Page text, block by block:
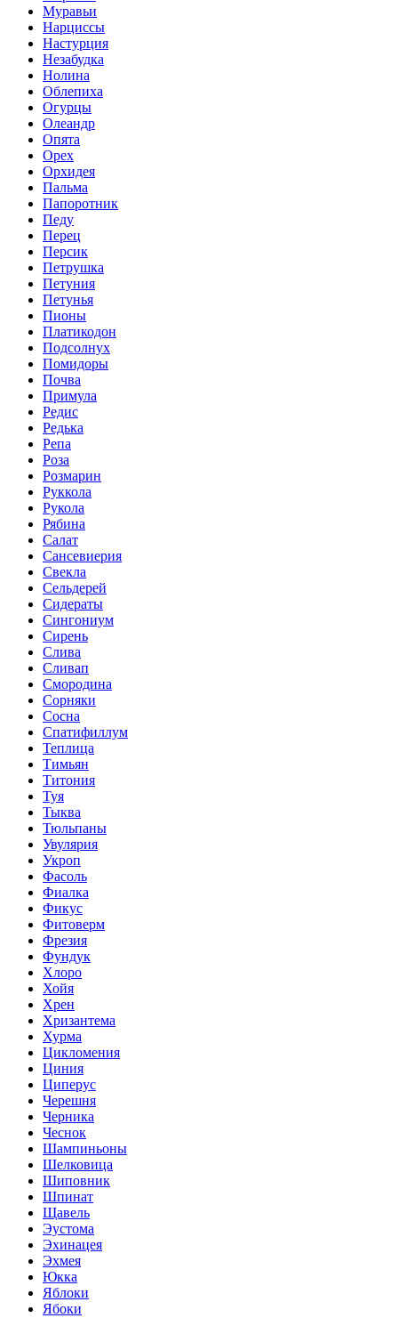
Муравьи
Нарциссы
Настурция
Незабудка
Нолина
Облепиха
Огурцы
Олеандр
Опята
Орех
Орхидея
Пальма
Папоротник
Педу
Перец
Персик
Петрушка
Петуния
Петунья
Пионы
Платикодон
Подсолнух
Помидоры
Почва
Примула
Редис
Редька
Репа
Роза
Розмарин
Руккола
Рукола
Рябина
Салат
Сансевиерия
Свекла
Сельдерей
Сидераты
Сингониум
Сирень
Слива
Сливап
Смородина
Сорняки
Сосна
Спатифиллум
Теплица
Тимьян
Титония
Туя
Тыква
Тюльпаны
Увулярия
Укроп
Фасоль
Фиалка
Фикус
Фитоверм
Фрезия
Фундук
Хлоро
Хойя
Хрен
Хризантема
Хурма
Цикломения
Циния
Циперус
Черешня
Черника
Чеснок
Шампиньоны
Шелковица
Шиповник
Шпинат
Щавель
Эустома
Эхинацея
Эхмея
Юкка
Яблоки
Ябоки